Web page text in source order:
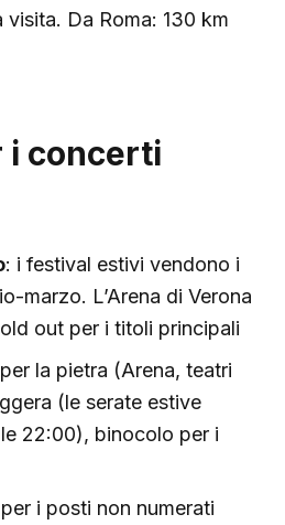
Da Roma: 130 km
i concerti
: i festival estivi vendono i
marzo. L’Arena di Verona
out per i titoli principali
la pietra (Arena, teatri
(le serate estive
22:00), binocolo per i
i posti non numerati